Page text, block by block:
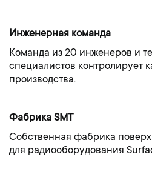
Инженерная команда
Команда из 20 инженеров и
специалистов контролирует
производства.
Фабрика SMT
Собственная фабрика
для радиооборудования